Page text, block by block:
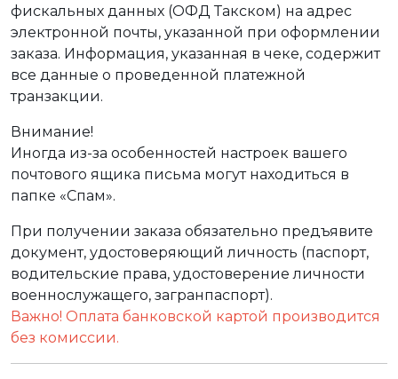
фискальных данных (ОФД Такском) на адрес
электронной почты, указанной при оформлении
заказа. Информация, указанная в чеке, содержит
все данные о проведенной платежной
транзакции.
Внимание!
Иногда из-за особенностей настроек вашего
почтового ящика письма могут находиться в
папке «Спам».
При получении заказа обязательно предъявите
документ, удостоверяющий личность (паспорт,
водительские права, удостоверение личности
военнослужащего, загранпаспорт).
Важно! Оплата банковской картой производится
без комиссии.